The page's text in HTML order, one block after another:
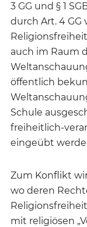
3 GG und § 1
durch Art. 4
auch im Raum
öffentlich
Schule
freiheitlich-
eingeübt
Zum Konflikt
wo deren
mit religiösen